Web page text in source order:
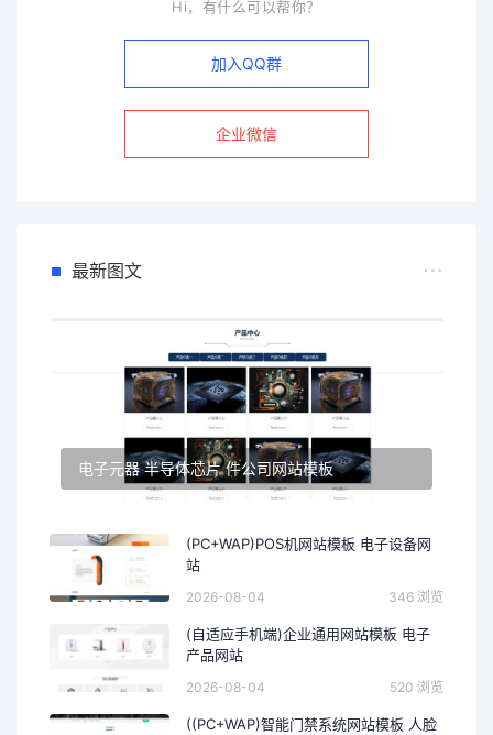
Hi，有什么可以帮你？
加入QQ群
企业微信
最新图文
电子元器 半导体芯片 件公司网站模板
(PC+WAP)POS机网站模板 电子设备网
站
2026-08-04 346 浏览
(自适应手机端)企业通用网站模板 电子
产品网站
2026-08-04 520 浏览
((PC+WAP)智能门禁系统网站模板 人脸